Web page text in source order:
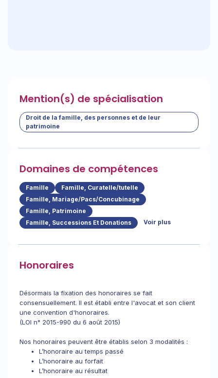
Mention(s) de spécialisation
Droit de la famille, des personnes et de leur
patrimoine
Domaines de compétences
Famille
Famille, Curatelle/tutelle
Famille, Mariage/Pacs/Concubinage
Famille, Patrimoine
Famille, Successions Et Donations
Voir plus
Honoraires
Désormais la fixation des honoraires se fait
consensuellement. Il est établi entre l'avocat et son client
une convention d'honoraires.
(LOI n° 2015-990 du 6 août 2015)
Nos honoraires peuvent être établis selon 3 modalités :
L’honoraire au temps passé
L’honoraire au forfait
L’honoraire au résultat